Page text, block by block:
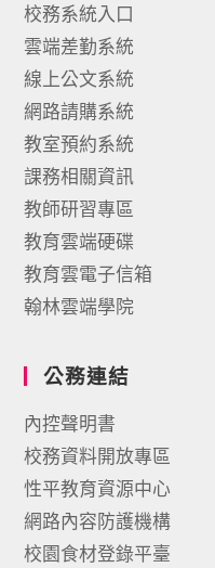
校務系統入口
雲端差勤系統
線上公文系統
網路請購系統
教室預約系統
課務相關資訊
教師研習專區
教育雲端硬碟
教育雲電子信箱
翰林雲端學院
公務連結
內控聲明書
校務資料開放專區
性平教育資源中心
網路內容防護機構
校園食材登錄平臺